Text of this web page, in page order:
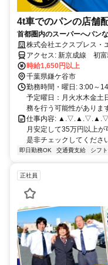
4t車でのパンの店舗
首都圏内のスーパーへパン
す。株式会社エクスプレス・
時給1,650円以上
千葉県鎌ケ谷市
勤務時間・曜日: 3:00～
予定曜日：月火水木金
務を行う可能性がありま
仕事内容:
月安定して35万円以上が
是非チェックしてく
即日勤務OK 交通費支給 シフ
正社員